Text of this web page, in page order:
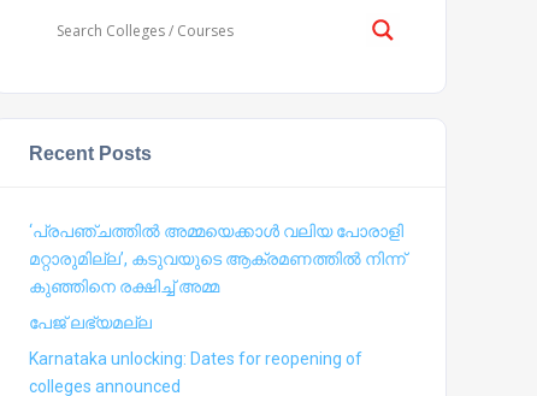
Recent Posts
‘പ്രപഞ്ചത്തില്‍ അമ്മയെക്കാള്‍ വലിയ പോരാളി
മറ്റാരുമില്ല’, കടുവയുടെ ആക്രമണത്തില്‍ നിന്ന്
കുഞ്ഞിനെ രക്ഷിച്ച് അമ്മ
പേജ് ലഭ്യമല്ല
Karnataka unlocking: Dates for reopening of
colleges announced